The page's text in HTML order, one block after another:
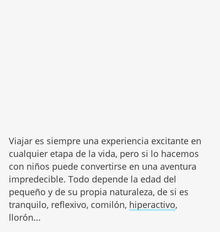
Viajar es siempre una experiencia excitante en
cualquier etapa de la vida, pero si lo hacemos
con niños puede convertirse en una aventura
impredecible. Todo depende la edad del
pequeño y de su propia naturaleza, de si es
tranquilo, reflexivo, comilón, hiperactivo,
llorón...